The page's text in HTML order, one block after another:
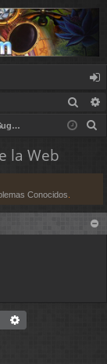
de
nt
e
Dudas, Quejas y Sugerencias sobre la Web
r
la Web
Conocidos.
Buscar